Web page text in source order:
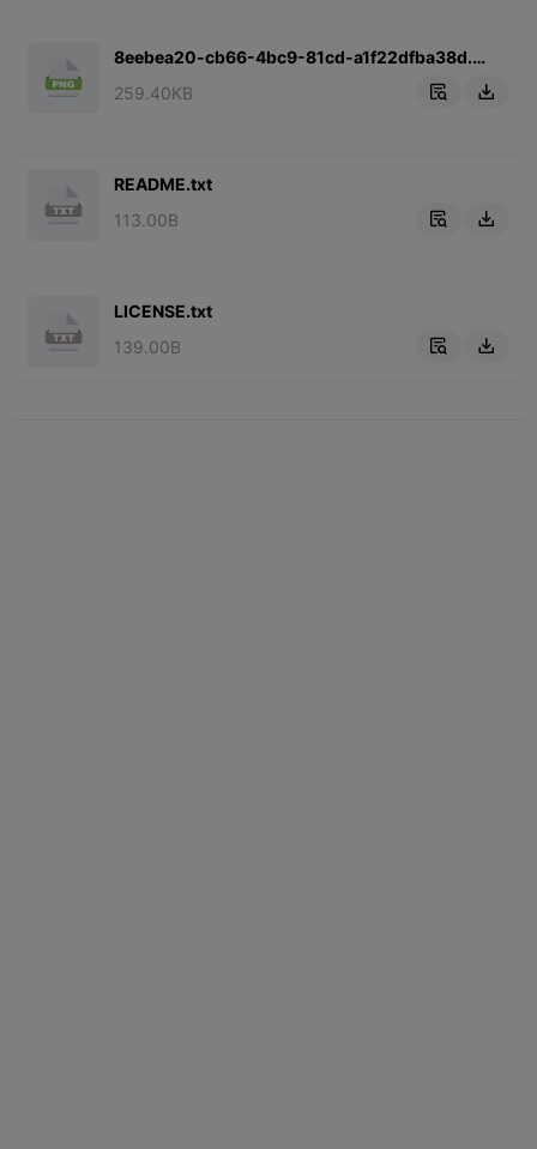
8eebea20-cb66-4bc9-81cd-a1f22dfba38d.png
259.40KB
 
README.txt
113.00B
 
LICENSE.txt
139.00B
 